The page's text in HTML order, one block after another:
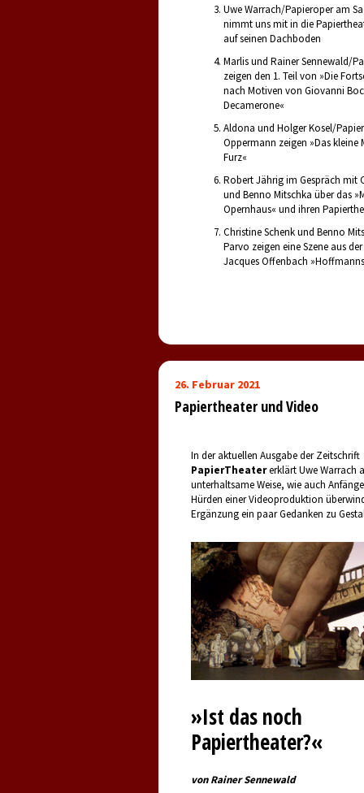
Uwe Warrach/Papieroper am
nimmt uns mit in die
auf seinen Dachboden
Marlis und Rainer Sennewald/
zeigen den 1. Teil von »Die
nach Motiven von Giovanni
Decamerone«
Aldona und Holger Kosel/
Oppermann zeigen »Das kleine
Furz«
Robert Jährig im Gespräch mit
und Benno Mitschka über das
Opernhaus« und ihren
Christine Schenk und Benno
Parvo zeigen eine Szene aus
Jacques Offenbach
26. Februar 2021
Papiertheater und Video
In der aktuellen Ausgabe der Zeitschrift
PapierTheatererklärt Uwe Warrach
unterhaltsame Weise, wie auch
Hürden einer Videoproduktion
Ergänzung ein paar Gedanken zu
»Ist das noch
Papiertheater?«
von Rainer Sennewald